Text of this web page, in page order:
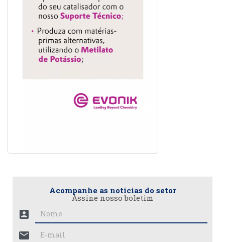
Acompanhe as notícias do setor
Assine nosso boletim
account_box
mail